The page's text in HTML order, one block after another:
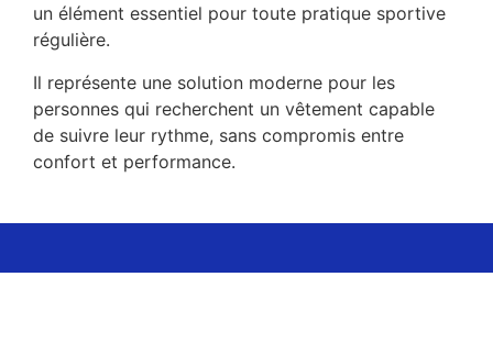
un élément essentiel pour toute pratique sportive
régulière.
Il représente une solution moderne pour les
personnes qui recherchent un vêtement capable
de suivre leur rythme, sans compromis entre
confort et performance.